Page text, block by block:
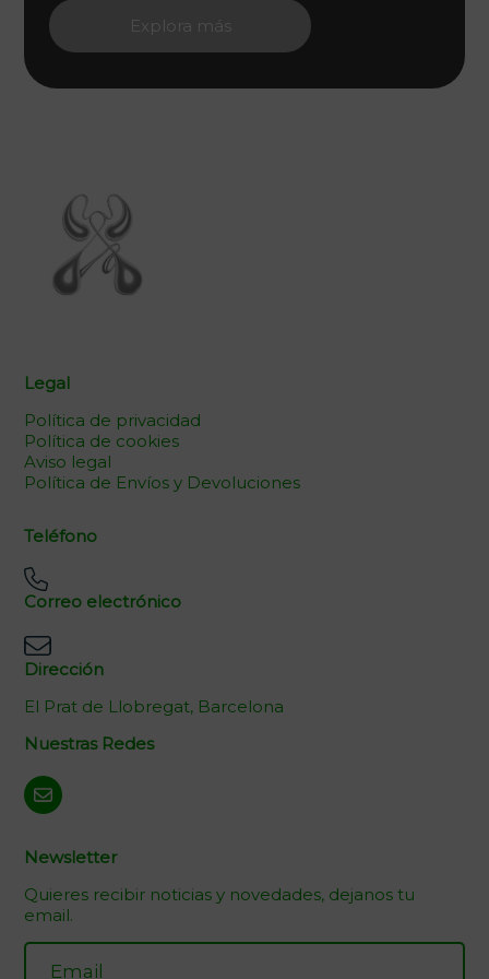
Explora más
Legal
Política de privacidad
Política de cookies
Aviso legal
Política de Envíos y Devoluciones
Teléfono
Correo electrónico
Dirección
El Prat de Llobregat, Barcelona
Nuestras Redes
Newsletter
Quieres recibir noticias y novedades, dejanos tu
email.